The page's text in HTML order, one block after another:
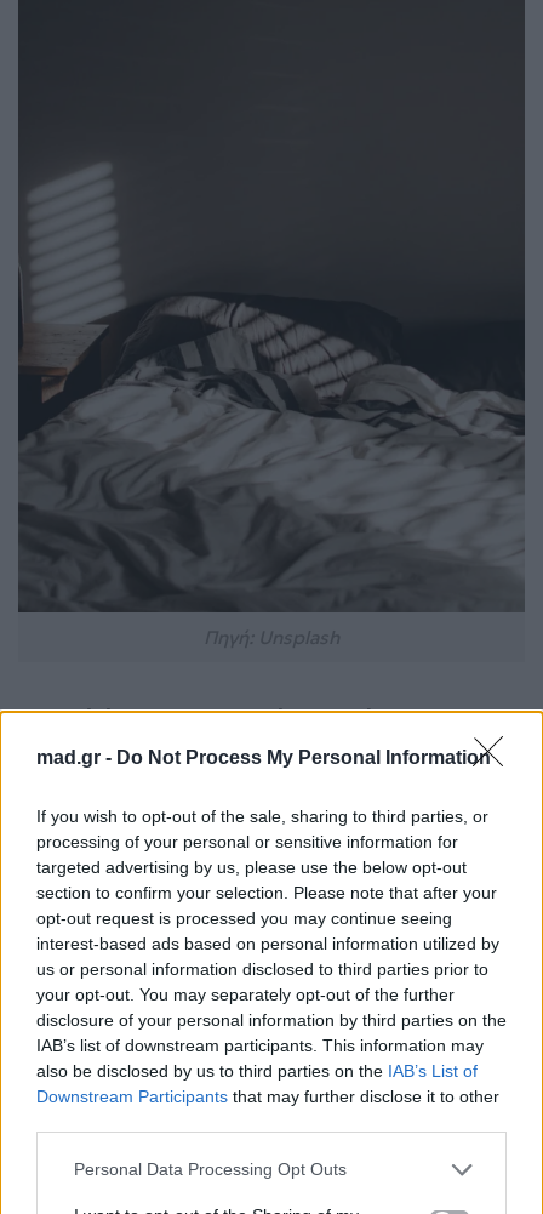
mad.gr - Do Not Process My Personal Information
If you wish to opt-out of the sale, sharing to third parties, or
processing of your personal or sensitive information for
targeted advertising by us, please use the below opt-out
section to confirm your selection. Please note that after your
opt-out request is processed you may continue seeing
interest-based ads based on personal information utilized by
us or personal information disclosed to third parties prior to
your opt-out. You may separately opt-out of the further
disclosure of your personal information by third parties on the
IAB’s list of downstream participants. This information may
also be disclosed by us to third parties on the IAB’s List of
Downstream Participants that may further disclose it to other
Personal Data Processing Opt Outs
Μικρό έξυπνο μυστικό που κάνει τη
διαφορά
σημαντικό είναι να «κλειδώνεις» πάντα πρώτα
τις γωνίες. Όταν αυτό γίνει συνήθεια, το δίπλωμα
του σεντονιού με λάστιχο δεν θα σου φαίνεται ποτέ
ξανά δύσκολο ή κουραστικό.